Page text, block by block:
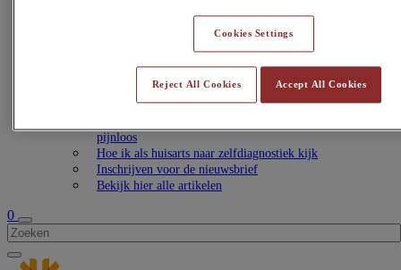
Samen gezond het nieuwe jaar in!
Het gezondste geschenk: een cadeaubon voor de
Gezondheidstest Thuis
pijnloos
Hoe ik als huisarts naar zelfdiagnostiek kijk
Inschrijven voor de nieuwsbrief
Bekijk hier alle artikelen
0
Cookies Settings
Reject All Cookies Accept All Cookies